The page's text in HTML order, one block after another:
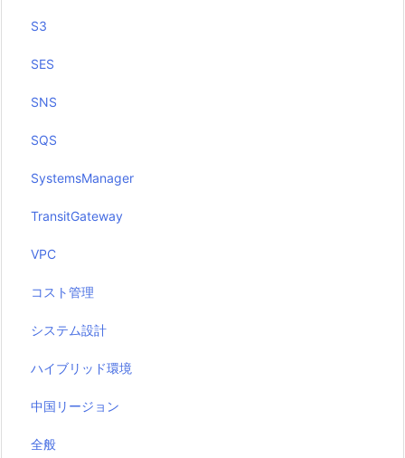
S3
SES
SNS
SQS
SystemsManager
TransitGateway
VPC
コスト管理
システム設計
ハイブリッド環境
中国リージョン
全般